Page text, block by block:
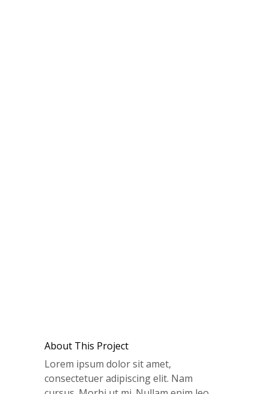
About This Project
Lorem ipsum dolor sit amet,
consectetuer adipiscing elit. Nam